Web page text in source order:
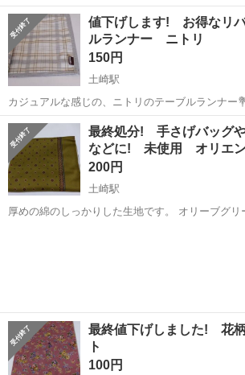
す。全体に花柄の地模様がありシックな感じです
重ね。 サイズは47✕33センチ。 買ってからしまい込んで忘れていたの
で、綺麗です。
秋田 秋田市 土崎駅 ファブリック、
ランチョンマット
値下げします! お得なリ
ルランナー ニトリ
150円
土崎駅
カジュアルな感じの、ニトリのテーブルランナー
ック柄と、シックな感じのグレーの細じま模様と
きます!洗濯済です。 サイズは164cm✕29cm。 ※裏の縞模様の面に若
干、シミがあり...
秋田 秋田市 土崎駅 ファブリック、カ
最終処分! 手さげバッグ
などに! 未使用 オリエン
200円
土崎駅
厚めの綿のしっかりした生地です。 オリーブグリーンの色が美しく、
最終値下げしました! 花
ト
100円